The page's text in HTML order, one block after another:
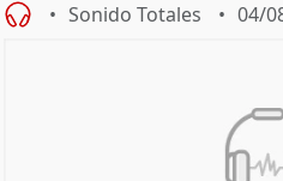
Sonido Totales 04/